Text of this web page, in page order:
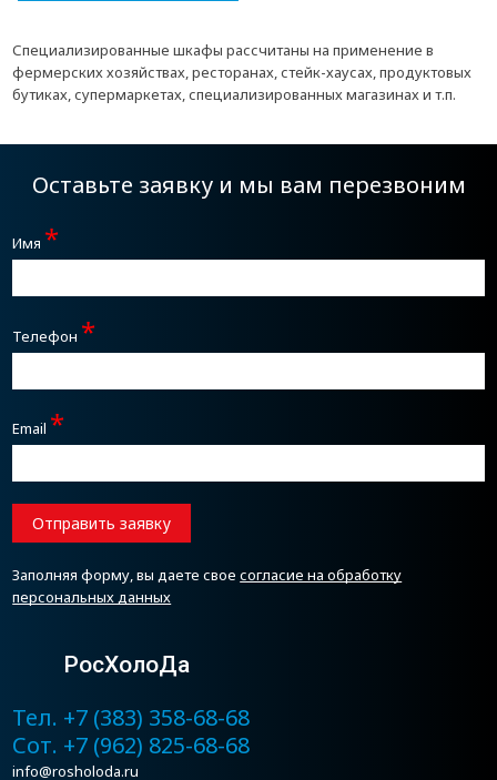
Специализированные шкафы рассчитаны на применение в
фермерских хозяйствах, ресторанах, стейк-хаусах, продуктовых
бутиках, супермаркетах, специализированных магазинах и т.п.
Оставьте заявку и мы вам перезвоним
Имя *
Телефон *
Email *
Отправить заявку
Заполняя форму, вы даете своесогласие на обработку
персональных данных
РосХолоДа
Тел. +7 (383) 358-68-68
Сот. +7 (962) 825-68-68
info@rosholoda.ru